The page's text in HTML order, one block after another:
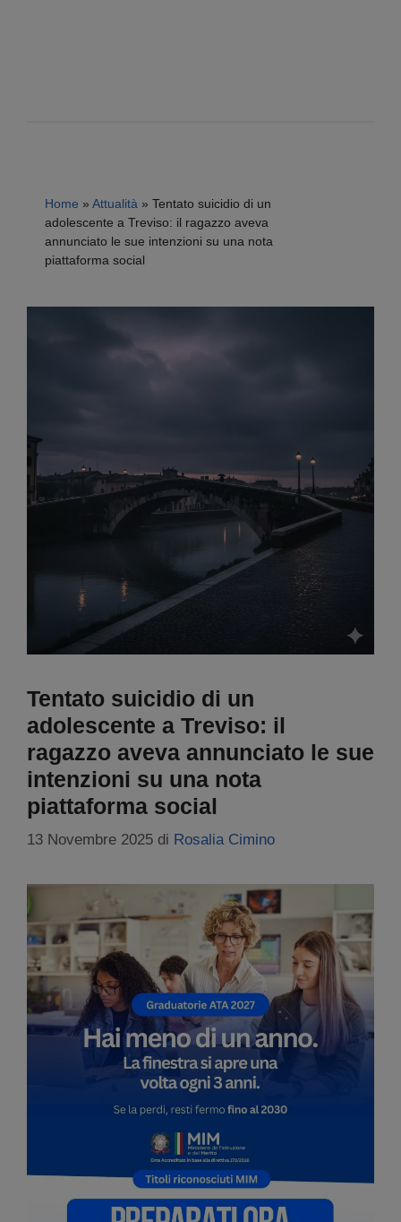
Home » Attualità » Tentato suicidio di un
adolescente a Treviso: il ragazzo aveva
annunciato le sue intenzioni su una nota
piattaforma social
Tentato suicidio di un
adolescente a Treviso: il
ragazzo aveva annunciato le sue
intenzioni su una nota
piattaforma social
13 Novembre 2025 di Rosalia Cimino